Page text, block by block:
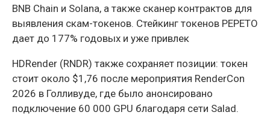
BNB Chain и Solana, а также сканер контрактов для
выявления скам-токенов. Стейкинг токенов PEPETO
дает до 177% годовых и уже привлек
HDRender (RNDR) также сохраняет позиции: токен
стоит около $1,76 после мероприятия RenderCon
2026 в Голливуде, где было анонсировано
подключение 60 000 GPU благодаря сети Salad.